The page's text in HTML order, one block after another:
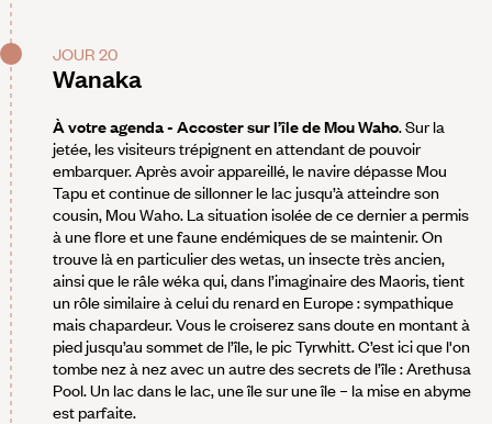
JOUR 20
Wanaka
À votre agenda - Accoster sur l’île de Mou Waho. Sur la
jetée, les visiteurs trépignent en attendant de pouvoir
embarquer. Après avoir appareillé, le navire dépasse Mou
Tapu et continue de sillonner le lac jusqu’à atteindre son
cousin, Mou Waho. La situation isolée de ce dernier a permis
à une flore et une faune endémiques de se maintenir. On
trouve là en particulier des wetas, un insecte très ancien,
ainsi que le râle wéka qui, dans l’imaginaire des Maoris, tient
un rôle similaire à celui du renard en Europe : sympathique
mais chapardeur. Vous le croiserez sans doute en montant à
pied jusqu’au sommet de l’île, le pic Tyrwhitt. C’est ici que l'on
tombe nez à nez avec un autre des secrets de l’île : Arethusa
Pool. Un lac dans le lac, une île sur une île – la mise en abyme
est parfaite.